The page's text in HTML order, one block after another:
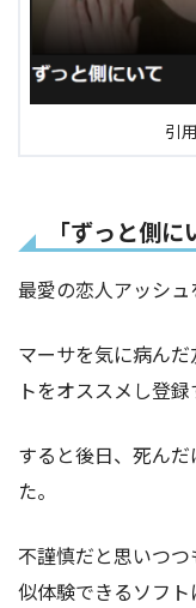
引
「ずっと側
最愛の恋人アッシュ
マーサを気に病ん
トをオススメし登録
すると後日、死ん
た。
不謹慎だと思いつ
似体験できるソフト